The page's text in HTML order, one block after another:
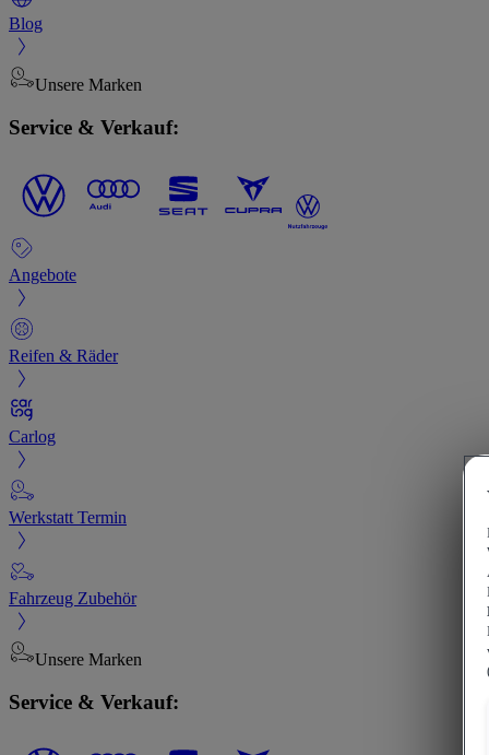
Blog
Unsere Marken
Service & Verkauf:
Angebote
Reifen & Räder
Carlog
Werkstatt Termin
Fahrzeug Zubehör
Unsere Marken
Service & Verkauf: